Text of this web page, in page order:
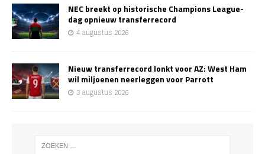
NEC breekt op historische Champions League-
dag opnieuw transferrecord
4 augustus 2026
Nieuw transferrecord lonkt voor AZ: West Ham
wil miljoenen neerleggen voor Parrott
3 augustus 2026